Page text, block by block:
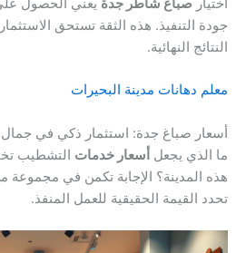
اختيار صباغ شاطر جدة يعني الحصول
جودة التنفيذ. هذه الثقة تستحق
النتائج النهائية.
معلم دهانات مدينة البحيرات
أسعار صباغ جدة: استثمار ذكي في
ما الذي يجعل أسعار خدمات التشطيب
هذه المدينة؟ الإجابة تكمن في مجموعة
تحدد القيمة الحقيقية للعمل المنفذ.